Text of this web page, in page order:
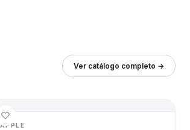
Ver catálogo completo →
APPLE